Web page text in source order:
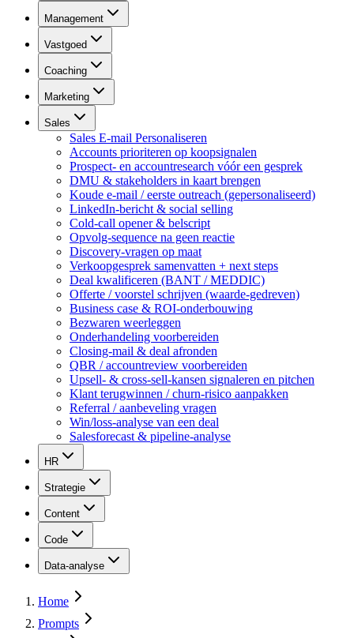
Management
Vastgoed
Coaching
Marketing
Sales
Sales E-mail Personaliseren
Accounts prioriteren op koopsignalen
Prospect- en accountresearch vóór een gesprek
DMU & stakeholders in kaart brengen
Koude e-mail / eerste outreach (gepersonaliseerd)
LinkedIn-bericht & social selling
Cold-call opener & belscript
Opvolg-sequence na geen reactie
Discovery-vragen op maat
Verkoopgesprek samenvatten + next steps
Deal kwalificeren (BANT / MEDDIC)
Offerte / voorstel schrijven (waarde-gedreven)
Business case & ROI-onderbouwing
Bezwaren weerleggen
Onderhandeling voorbereiden
Closing-mail & deal afronden
QBR / accountreview voorbereiden
Upsell- & cross-sell-kansen signaleren en pitchen
Klant terugwinnen / churn-risico aanpakken
Referral / aanbeveling vragen
Win/loss-analyse van een deal
Salesforecast & pipeline-analyse
HR
Strategie
Content
Code
Data-analyse
Home
Prompts